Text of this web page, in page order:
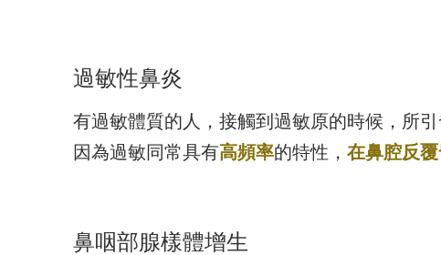
過敏性鼻炎
有過敏體質的人，接觸到過敏原的時候，所
因為過敏同常具有高頻率的特性， 在鼻腔反
鼻咽部腺樣體增生